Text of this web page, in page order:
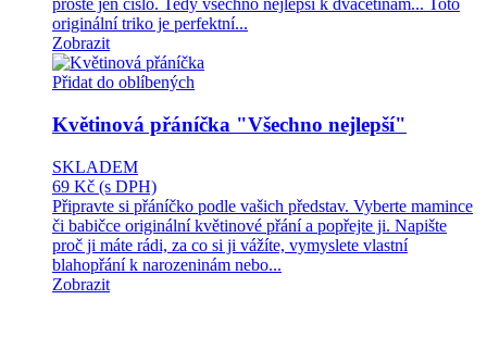
prostě jen číslo. Tedy všechno nejlepší k dvacetinám... Toto
originální triko je perfektní...
Zobrazit
Přidat do oblíbených
Květinová přáníčka "Všechno nejlepší"
SKLADEM
69 Kč (s DPH)
Připravte si přáníčko podle vašich představ. Vyberte mamince
či babičce originální květinové přání a popřejte ji. Napište
proč ji máte rádi, za co si ji vážíte, vymyslete vlastní
blahopřání k narozeninám nebo...
Zobrazit